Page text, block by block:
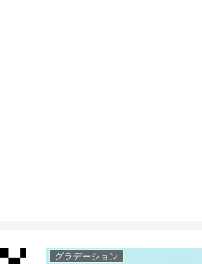
グラデーション